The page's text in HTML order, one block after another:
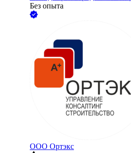
Без опыта
ООО Ортэкс